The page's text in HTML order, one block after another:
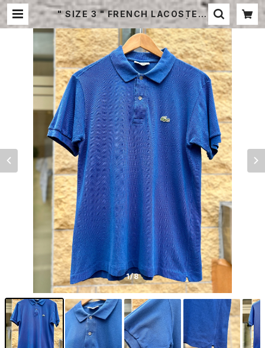
" SIZE 3 " FRENCH LACOSTE P
OLO SHIRT HALF SLEEVE | ST
RAYSHEEP ONLINE
1/8